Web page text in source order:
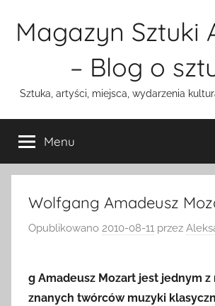
Magazyn Sztuki
– Blog o
Sztuka, artyści, miejsca, wydarzenia
Menu
Wolfgang Amadeusz
Opublikowano 2010-08-11 przez
g Amadeusz Mozart jest jednym z
znanych twórców muzyki